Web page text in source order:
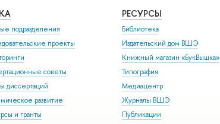
подразделения
проекты
советы
диссертаций
развитие
и гранты
РЕСУРСЫ
Библиотека
Издательский дом ВШЭ
Книжный магазин «БукВышка»
Типография
Медиацентр
Журналы ВШЭ
Публикации